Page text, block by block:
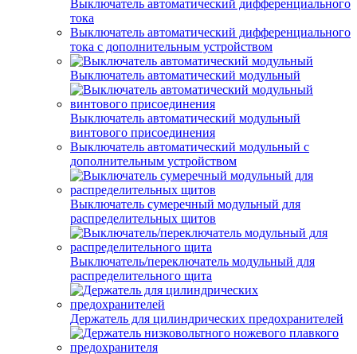
Выключатель автоматический дифференциального
тока
Выключатель автоматический дифференциального
тока с дополнительным устройством
Выключатель автоматический модульный
Выключатель автоматический модульный
винтового присоединения
Выключатель автоматический модульный с
дополнительным устройством
Выключатель сумеречный модульный для
распределительных щитов
Выключатель/переключатель модульный для
распределительного щита
Держатель для цилиндрических предохранителей